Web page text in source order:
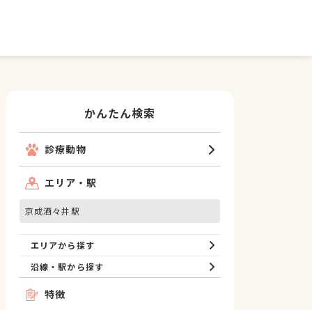
かんたん検索
診療動物
エリア・駅
京成酒々井駅
エリアから探す
沿線・駅から探す
特徴